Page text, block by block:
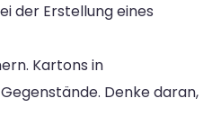
der Erstellung eines
Kartons in
Denke daran,